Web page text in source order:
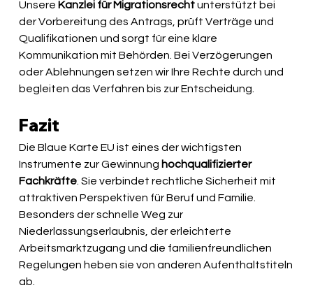
Unsere Kanzlei für Migrationsrecht unterstützt bei
der Vorbereitung des Antrags, prüft Verträge und
Qualifikationen und sorgt für eine klare
Kommunikation mit Behörden. Bei Verzögerungen
oder Ablehnungen setzen wir Ihre Rechte durch und
begleiten das Verfahren bis zur Entscheidung.
Fazit
Die Blaue Karte EU ist eines der wichtigsten
Instrumente zur Gewinnung hochqualifizierter
Fachkräfte . Sie verbindet rechtliche Sicherheit mit
attraktiven Perspektiven für Beruf und Familie.
Besonders der schnelle Weg zur
Niederlassungserlaubnis, der erleichterte
Arbeitsmarktzugang und die familienfreundlichen
Regelungen heben sie von anderen Aufenthaltstiteln
ab.